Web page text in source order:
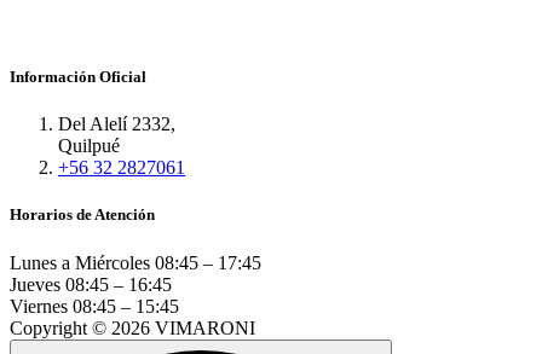
Información Oficial
Del Alelí 2332,
Quilpué
+56 32 2827061
Horarios de Atención
Lunes a Miércoles 08:45 – 17:45
Jueves 08:45 – 16:45
Viernes 08:45 – 15:45
Copyright © 2026 VIMARONI